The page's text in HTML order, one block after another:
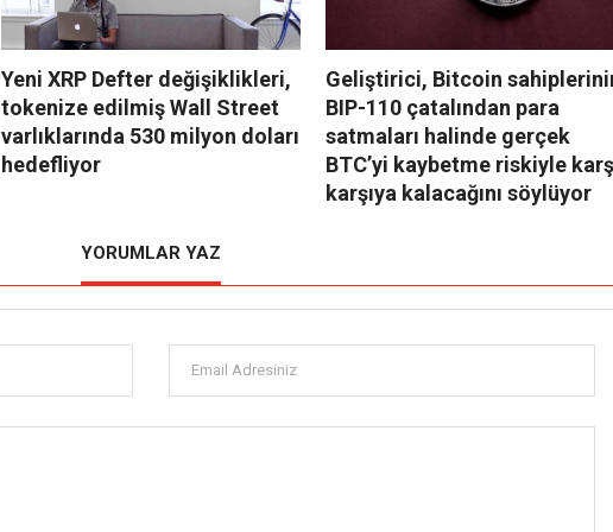
Yeni XRP Defter değişiklikleri,
tokenize edilmiş Wall Street
varlıklarında 530 milyon doları
hedefliyor
Geliştirici, Bitcoin
BIP-110 çatalından para
satmaları halinde gerçek
BTC’yi kaybetme riskiyle
karşıya kalacağını söylüyor
YORUMLAR YAZ